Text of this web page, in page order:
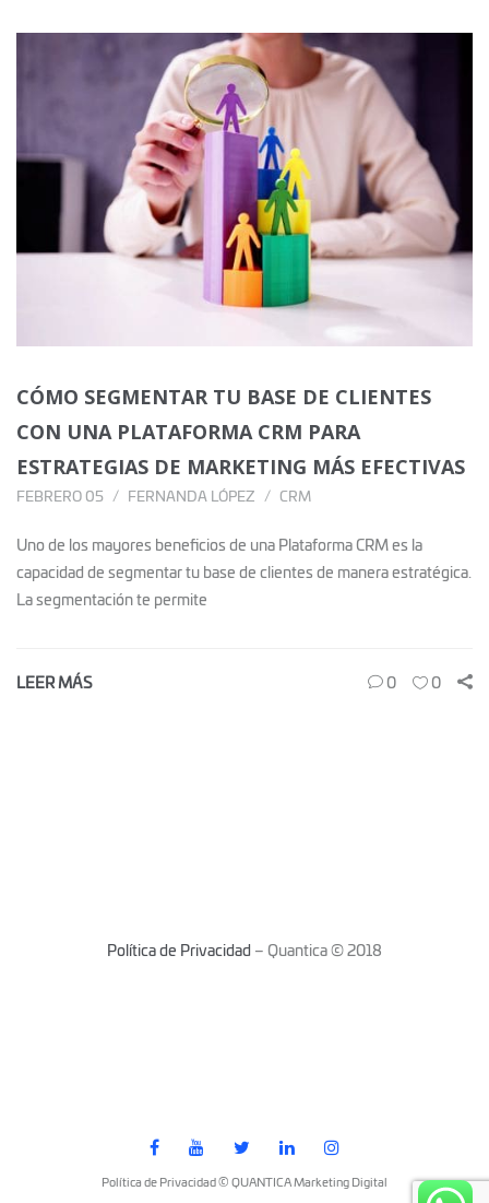
CÓMO SEGMENTAR TU BASE DE CLIENTES
CON UNA PLATAFORMA CRM PARA
ESTRATEGIAS DE MARKETING MÁS EFECTIVAS
FEBRERO 05 FERNANDA LÓPEZ CRM
Uno de los mayores beneficios de una Plataforma CRM es la
capacidad de segmentar tu base de clientes de manera estratégica.
La segmentación te permite
LEER MÁS 0 0
Política de Privacidad – Quantica © 2018
Política de Privacidad © QUANTICA Marketing Digital